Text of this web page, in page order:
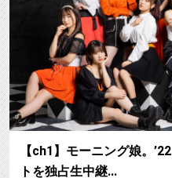
【ch1】モーニング娘。
トを独占生中継…